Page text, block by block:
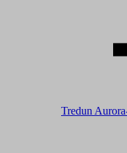
Tredun